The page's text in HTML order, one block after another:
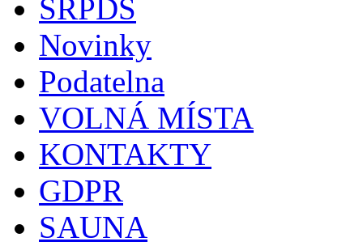
SRPDŠ
Novinky
Podatelna
VOLNÁ MÍSTA
KONTAKTY
GDPR
SAUNA